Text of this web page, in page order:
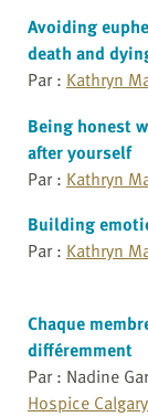
Avoiding
death and
Par : Kathryn
Being honest
after yourself
Par : Kathryn
Building
Par : Kathryn
Chaque
différemment
Par : Nadine
Hospice Calgary